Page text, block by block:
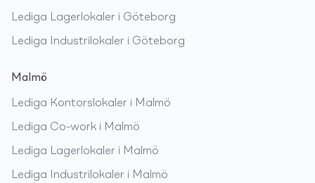
Lediga Lagerlokaler i Göteborg
Lediga Industrilokaler i Göteborg
Malmö
Lediga Kontorslokaler i Malmö
Lediga Co-work i Malmö
Lediga Lagerlokaler i Malmö
Lediga Industrilokaler i Malmö